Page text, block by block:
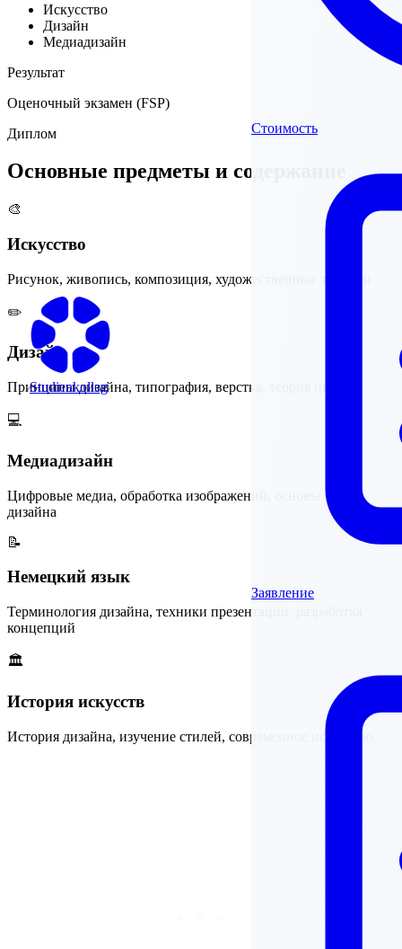
Studienkolleg
Стоимость
Заявление
Искусство
Дизайн
Медиадизайн
Результат
Оценочный экзамен (FSP)
Диплом
Основные предметы и содержание
🎨
Искусство
Рисунок, живопись, композиция, художественные техники
✏️
Дизайн
Принципы дизайна, типография, верстка, теория цвета
💻
Медиадизайн
Цифровые медиа, обработка изображений, основы веб-
дизайна
📝
Немецкий язык
Терминология дизайна, техники презентации, разработка
концепций
🏛️
История искусств
История дизайна, изучение стилей, современное искусство